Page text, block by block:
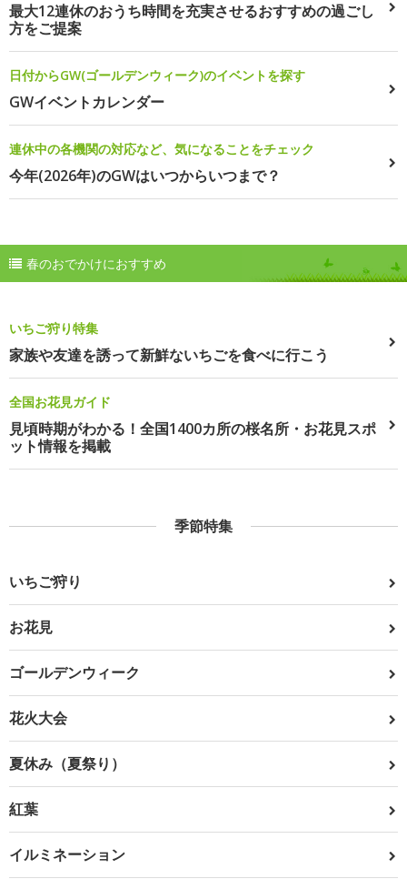
最大12連休のおうち時間を充実させるおすすめの過ごし
方をご提案
日付からGW(ゴールデンウィーク)のイベントを探す
GWイベントカレンダー
連休中の各機関の対応など、気になることをチェック
今年(2026年)のGWはいつからいつまで？
春のおでかけにおすすめ
いちご狩り特集
家族や友達を誘って新鮮ないちごを食べに行こう
全国お花見ガイド
見頃時期がわかる！全国1400カ所の桜名所・お花見スポ
ット情報を掲載
季節特集
いちご狩り
お花見
ゴールデンウィーク
花火大会
夏休み（夏祭り）
紅葉
イルミネーション